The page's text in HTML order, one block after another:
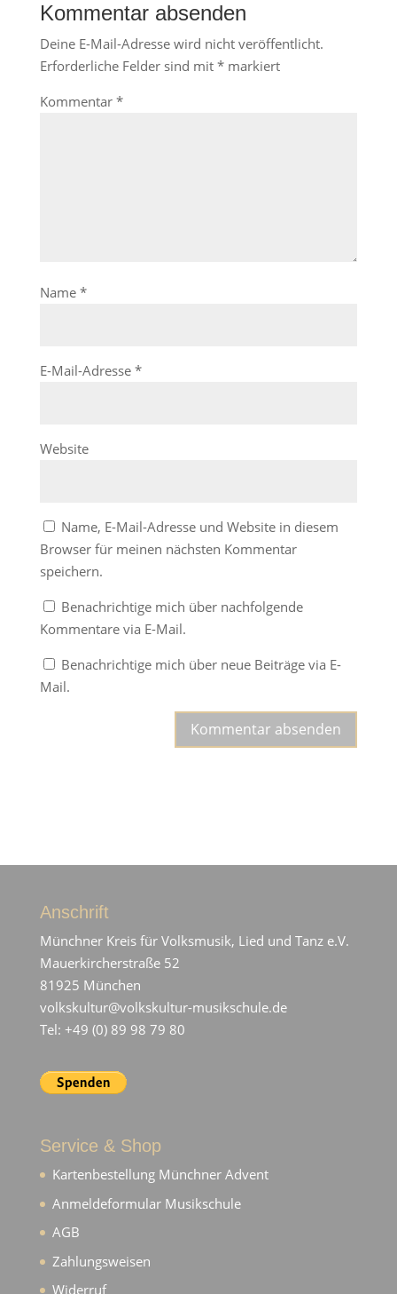
Kommentar absenden
Deine E-Mail-Adresse wird nicht veröffentlicht.
Erforderliche Felder sind mit *markiert
Kommentar *
Name *
E-Mail-Adresse *
Website
Name, E-Mail-Adresse und Website in diesem
Browser für meinen nächsten Kommentar
speichern.
Benachrichtige mich über nachfolgende
Kommentare via E-Mail.
Benachrichtige mich über neue Beiträge via E-
Mail.
Anschrift
Münchner Kreis für Volksmusik, Lied und Tanz e.V.
Mauerkircherstraße 52
81925 München
volkskultur@volkskultur-musikschule.de
Tel: +49 (0) 89 98 79 80
Service & Shop
Kartenbestellung Münchner Advent
Anmeldeformular Musikschule
AGB
Zahlungsweisen
Widerruf